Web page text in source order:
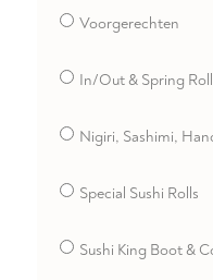
Voorgerechten
In/Out & Spring Roll
Nigiri, Sashimi,
Special Sushi Rolls
Sushi King Boot &